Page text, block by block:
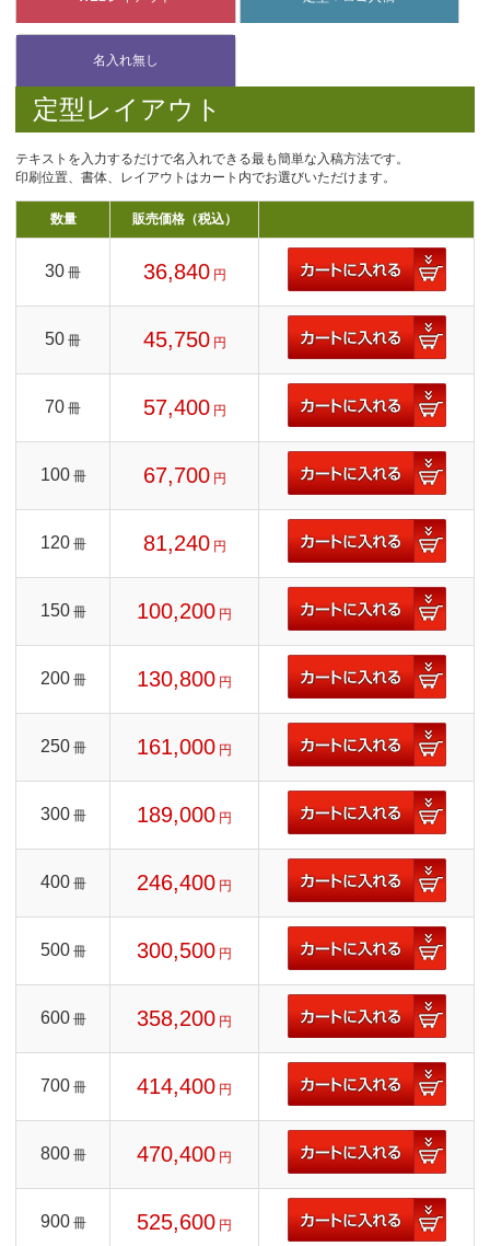
定型レイアウト
テキストを入力するだけで名入れできる最も簡単な入稿方法です。
印刷位置、書体、レイアウトはカート内でお選びいただけます。
数量 販売価格（税込）
30 冊 36,840 円
50 冊 45,750 円
70 冊 57,400 円
100 冊 67,700 円
120 冊 81,240 円
150 冊 100,200 円
200 冊 130,800 円
250 冊 161,000 円
300 冊 189,000 円
400 冊 246,400 円
500 冊 300,500 円
600 冊 358,200 円
700 冊 414,400 円
800 冊 470,400 円
900 冊 525,600 円